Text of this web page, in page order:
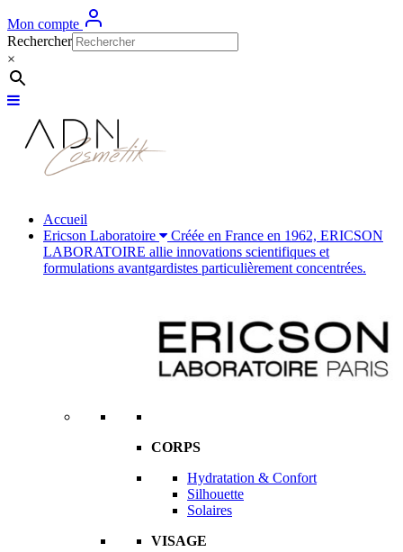
Mon compte
Rechercher
×
Accueil
Ericson Laboratoire
Créée en France en 1962, ERICSON
LABORATOIRE allie innovations scientifiques et
formulations avantgardistes particulièrement concentrées.
CORPS
Hydratation & Confort
Silhouette
Solaires
VISAGE